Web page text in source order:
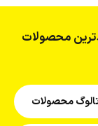
محصولات
محصولات